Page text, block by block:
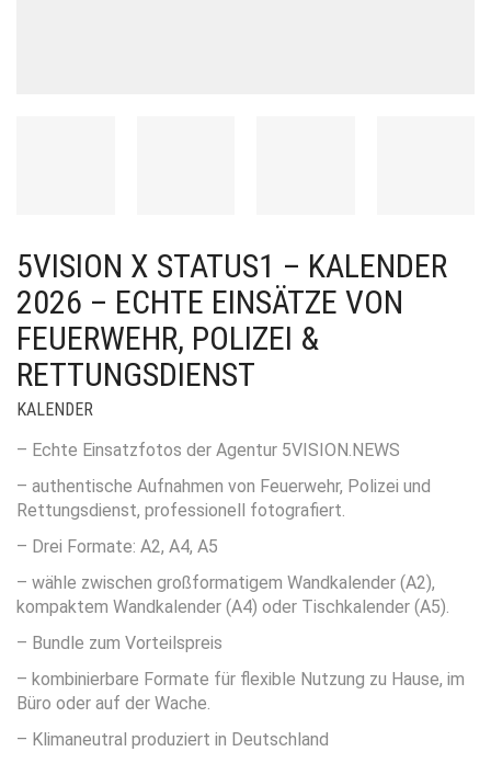
5VISION X STATUS1 – KALENDER
2026 – ECHTE EINSÄTZE VON
FEUERWEHR, POLIZEI &
RETTUNGSDIENST
KALENDER
– Echte Einsatzfotos der Agentur 5VISION.NEWS
– authentische Aufnahmen von Feuerwehr, Polizei und
Rettungsdienst, professionell fotografiert.
– Drei Formate: A2, A4, A5
– wähle zwischen großformatigem Wandkalender (A2),
kompaktem Wandkalender (A4) oder Tischkalender (A5).
– Bundle zum Vorteilspreis
– kombinierbare Formate für flexible Nutzung zu Hause, im
Büro oder auf der Wache.
– Klimaneutral produziert in Deutschland